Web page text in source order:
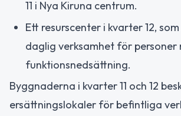
11 i Nya Kiruna centrum.
Ett resurscenter i kvarter 12,
daglig verksamhet för personer
funktionsnedsättning.
Byggnaderna i kvarter 11 och 12
ersättningslokaler för befintliga